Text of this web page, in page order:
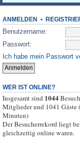
ANMELDEN •
Benutzername:
Passwort:
Ich habe mein Passwort
WER IST ONLINE?
Insgesamt sind 1044
Mitglieder und 1041 Gäste
Minuten)
Der Besucherrekord liegt
gleichzeitig online waren.